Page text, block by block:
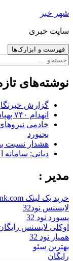
رفتن
نوشته‌ها
شهر خبر
سایت خبری
فهرست و ابزارک‌ها
جستجو
نوشته‌های
گزارش
انهدام ۷۴۰ پهپاد اوکراینی طی یک روز
خادمی
بجنورد
هشدار نسبت
دیانی: سامانه
مدیر :
خرید بک لینک behtarinbacklink.com
لایسنس نود32
پسورد نود 32
اوکلی لایسنس رایگان
همیار نود 32
بهترین سئو
رایگان